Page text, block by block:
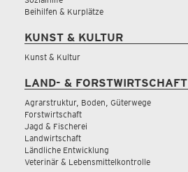
Beihilfen & Kurplätze
KUNST & KULTUR
Kunst & Kultur
LAND- & FORSTWIRTSCHAFT
Agrarstruktur, Boden, Güterwege
Forstwirtschaft
Jagd & Fischerei
Landwirtschaft
Ländliche Entwicklung
Veterinär & Lebensmittelkontrolle